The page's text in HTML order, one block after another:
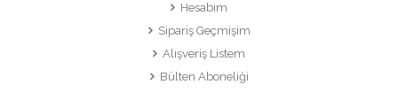
Hesabım
Sipariş Geçmişim
Alışveriş Listem
Bülten Aboneliği